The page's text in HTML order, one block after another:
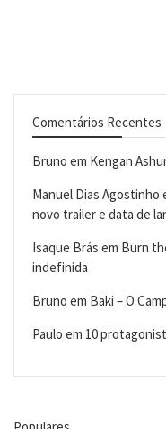
Comentários Recentes
Bruno em Kengan
Manuel Dias Agostinho
novo trailer e data de
Isaque Brás em Burn
indefinida
Bruno em Baki – O
Paulo em 10